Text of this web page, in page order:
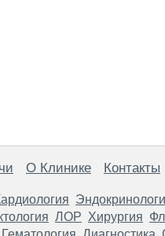
О Клинике Контакты
ЛОР Хирургия